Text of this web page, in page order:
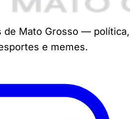
de Mato Grosso — política,
e memes.